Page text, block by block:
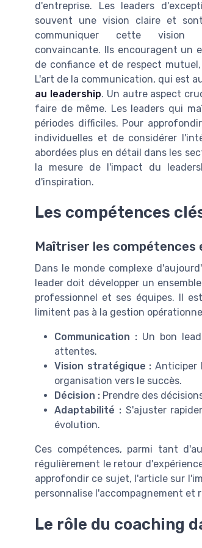
d'entreprise. Les leaders
souvent une vision claire et
communiquer cette vision
convaincante. Ils encouragent un
de confiance et de respect
L'art de la communication, qui est
au leadership. Un autre aspect
faire de même. Les leaders qui
périodes difficiles. Pour
individuelles et de considérer
abordées plus en détail dans les
la mesure de l'impact du
d'inspiration.
Les compétences
Maîtriser les compétences
Dans le monde complexe
leader doit développer un
professionnel et ses équipes. Il
limitent pas à la gestion
Communication :Un bon
attentes.
Vision stratégique : Anticiper
organisation vers le succès.
Décision : Prendre des
Adaptabilité :S'ajuster
évolution.
Ces compétences, parmi tant
régulièrement le retour
approfondir ce sujet, l'article sur
personnalise l'accompagnement et
Le rôle du coaching